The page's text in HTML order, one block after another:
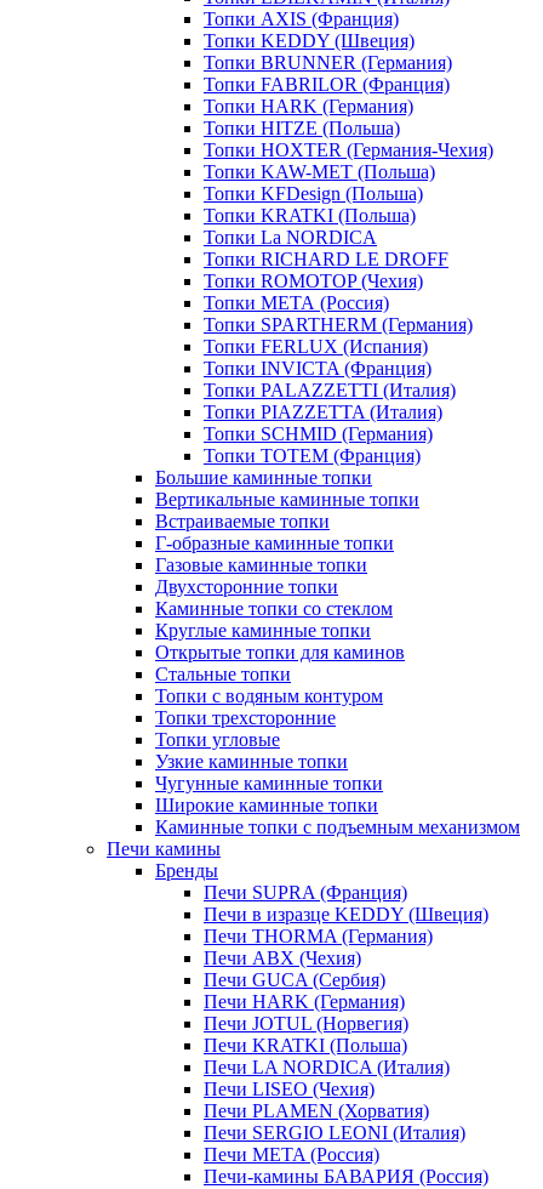
Топки AXIS (Франция)
Топки KEDDY (Швеция)
Топки BRUNNER (Германия)
Топки FABRILOR (Франция)
Топки HARK (Германия)
Топки HITZE (Польша)
Топки HOXTER (Германия-Чехия)
Топки KAW-MET (Польша)
Топки KFDesign (Польша)
Топки KRATKI (Польша)
Топки La NORDICA
Топки RICHARD LE DROFF
Топки ROMOTOP (Чехия)
Топки МЕТА (Россия)
Топки SPARTHERM (Германия)
Топки FERLUX (Испания)
Топки INVICTA (Франция)
Топки PALAZZETTI (Италия)
Топки PIAZZETTA (Италия)
Топки SCHMID (Германия)
Топки TOTEM (Франция)
Большие каминные топки
Вертикальные каминные топки
Встраиваемые топки
Г-образные каминные топки
Газовые каминные топки
Двухсторонние топки
Каминные топки со стеклом
Круглые каминные топки
Открытые топки для каминов
Стальные топки
Топки с водяным контуром
Топки трехсторонние
Топки угловые
Узкие каминные топки
Чугунные каминные топки
Широкие каминные топки
Каминные топки с подъемным механизмом
Печи камины
Бренды
Печи SUPRA (Франция)
Печи в изразце KEDDY (Швеция)
Печи THORMA (Германия)
Печи ABX (Чехия)
Печи GUCA (Сербия)
Печи HARK (Германия)
Печи JOTUL (Норвегия)
Печи KRATKI (Польша)
Печи LA NORDICA (Италия)
Печи LISEO (Чехия)
Печи PLAMEN (Хорватия)
Печи SERGIO LEONI (Италия)
Печи META (Россия)
Печи-камины БАВАРИЯ (Россия)